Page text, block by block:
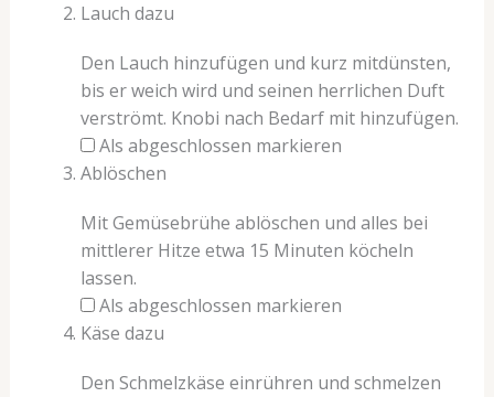
Lauch dazu
Den Lauch hinzufügen und kurz mitdünsten,
bis er weich wird und seinen herrlichen Duft
verströmt. Knobi nach Bedarf mit hinzufügen.
Als abgeschlossen markieren
Ablöschen
Mit Gemüsebrühe ablöschen und alles bei
mittlerer Hitze etwa 15 Minuten köcheln
lassen.
Als abgeschlossen markieren
Käse dazu
Den Schmelzkäse einrühren und schmelzen